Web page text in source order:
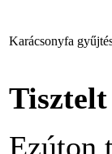
Karácsonyfa
Ezúton